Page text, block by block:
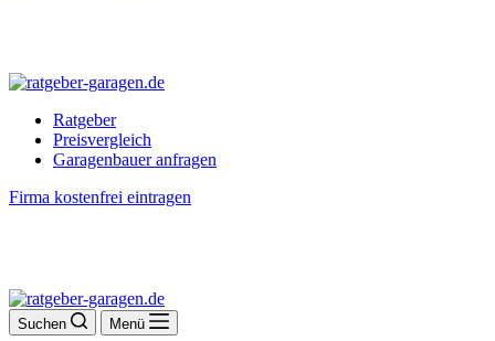
Ratgeber
Preisvergleich
Garagenbauer anfragen
Firma kostenfrei eintragen
Suchen Menü